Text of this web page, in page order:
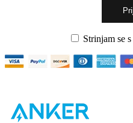
Strinjam se s